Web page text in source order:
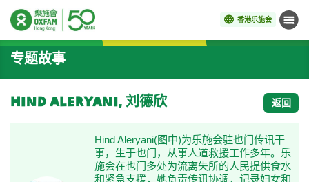
香港乐施会 菜单
开始主要内容
专题故事
Hind Aleryani, 刘德欣 返回
Hind Aleryani(图中)为乐施会驻也门传讯干
事，生于也门，从事人道救援工作多年。乐
施会在也门多处为流离失所的人民提供食水
和紧急支援，她负责传讯协调，记录妇女和